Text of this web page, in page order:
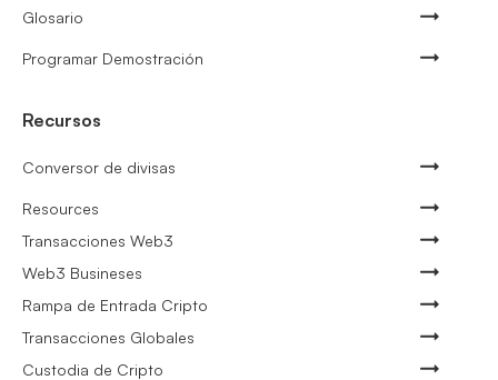
Glosario
Programar Demostración
Recursos
Conversor de divisas
Resources
Transacciones Web3
Web3 Busineses
Rampa de Entrada Cripto
Transacciones Globales
Custodia de Cripto